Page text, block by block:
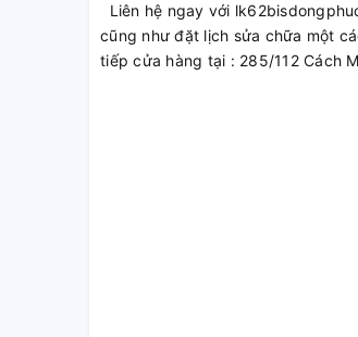
Liên hệ ngay với
cũng như đặt lịch sửa chữa một
tiếp cửa hàng tại : 285/112 Cách